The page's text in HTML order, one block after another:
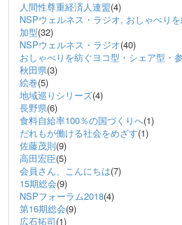
人間性尊重経済人連盟(4)
NSPウェルネス・ラジオ, おしゃべり
加型(32)
NSPウェルネス・ラジオ(40)
おしゃべりを紡ぐヨコ型・シェア型・
秋田県(3)
絵巻(5)
地域巡りシリーズ(4)
長野県(6)
食料自給率100％の国づくりへ(1)
だれもが働ける社会をめざす(1)
佐藤茂則(9)
高田宏臣(5)
会員さん、こんにちは(7)
15期総会(9)
NSPフォーラム2018(4)
第16期総会(9)
広石拓司(1)